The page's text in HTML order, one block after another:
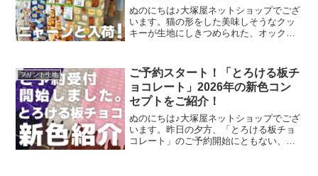
ぬのにちは♪大塚屋ネットショップでござ
います。猫の形をした美味しそうなクッ
キーが生地にしきつめられた、オックス
した。ご予約をくださっていましたお客
様への発送が完了し、現
プリント生地
ご予約スタート！「とろける板チ
ョコレート」2026年の新色コン
セプトをご紹介！
ぬのにちは♪大塚屋ネットショップでござ
います。昨日の夕方、「とろける板チョ
コレート」のご予約開始にともない、イ